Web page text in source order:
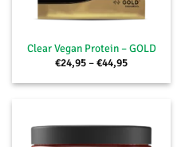
Clear Vegan Protein – GOLD
€24,95–€44,95Preisspanne:
bis